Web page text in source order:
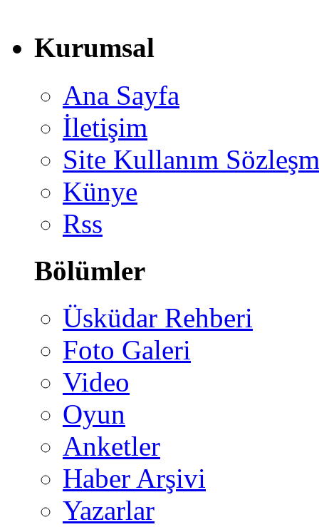
Kurumsal
Ana Sayfa
İletişim
Site Kullanım
Künye
Rss
Bölümler
Üsküdar Rehberi
Foto Galeri
Video
Oyun
Anketler
Haber Arşivi
Yazarlar